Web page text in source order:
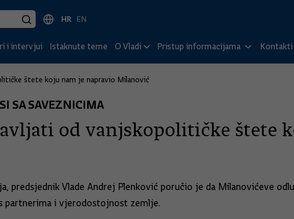
HR EN
i intervjui Istaknute teme O Vladi Pristup informacijama Kontakti
štete koju nam je napravio Milanović
SA SAVEZNICIMA
od vanjskopolitičke štete
predsjednik Vlade Andrej Plenković poručio je da Milanovićeve
partnerima i vjerodostojnost zemlje.